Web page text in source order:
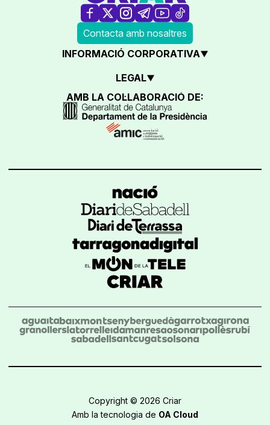
Contacta amb nosaltres
INFORMACIÓ CORPORATIVA
LEGAL
AMB LA COL·LABORACIÓ DE:
Copyright © 2026 Criar
Amb la tecnologia de OA Cloud